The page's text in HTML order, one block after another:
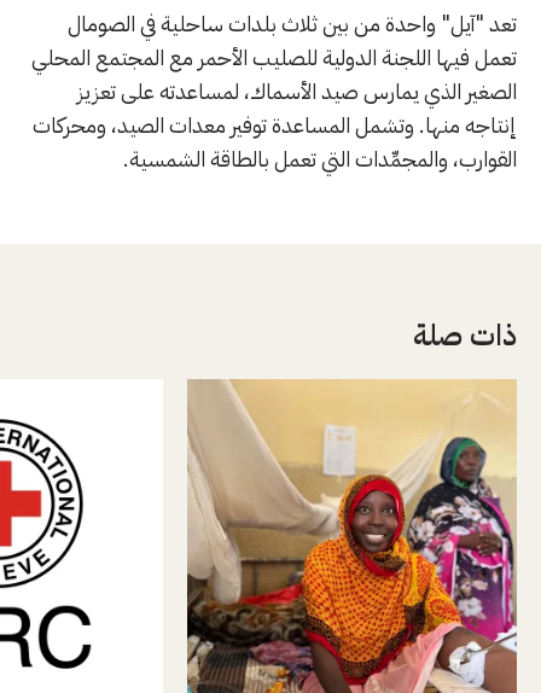
تعد "آيل" واحدة من بين ثلاث بلدات ساحلية في الصومال
تعمل فيها اللجنة الدولية للصليب الأحمر مع المجتمع المحلي
الصغير الذي يمارس صيد الأسماك، لمساعدته على تعزيز
إنتاجه منها. وتشمل المساعدة توفير معدات الصيد، ومحركات
القوارب، والمجمِّدات التي تعمل بالطاقة الشمسية.
ذات صلة